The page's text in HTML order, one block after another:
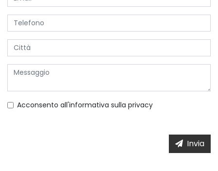
Acconsento all'informativa sulla privacy
Invia